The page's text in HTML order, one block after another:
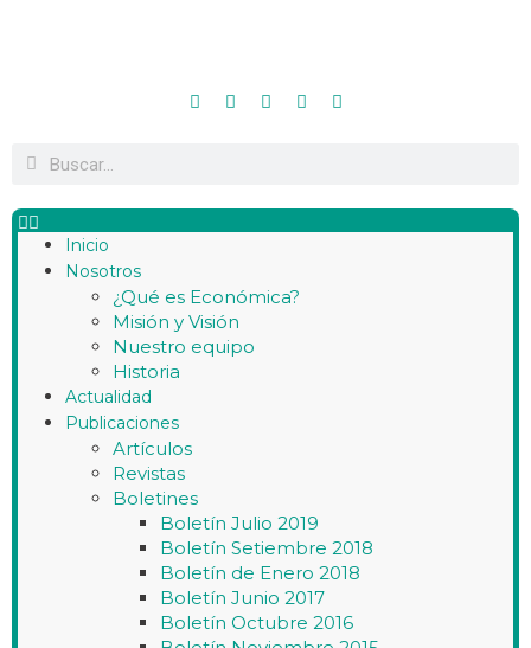
Inicio
Nosotros
¿Qué es Económica?
Misión y Visión
Nuestro equipo
Historia
Actualidad
Publicaciones
Artículos
Revistas
Boletines
Boletín Julio 2019
Boletín Setiembre 2018
Boletín de Enero 2018
Boletín Junio 2017
Boletín Octubre 2016